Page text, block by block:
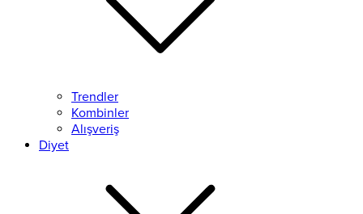
Trendler
Kombinler
Alışveriş
Diyet